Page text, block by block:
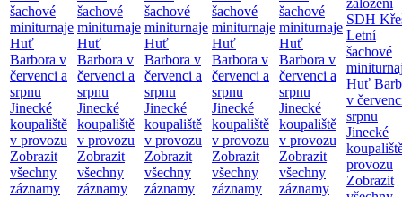
šachové
miniturnaje
Huť
Barbora v
červenci a
srpnu
Jinecké
koupaliště
v provozu
Zobrazit
všechny
záznamy
šachové
miniturnaje
Huť
Barbora v
červenci a
srpnu
Jinecké
koupaliště
v provozu
Zobrazit
všechny
záznamy
šachové
miniturnaje
Huť
Barbora v
červenci a
srpnu
Jinecké
koupaliště
v provozu
Zobrazit
všechny
záznamy
šachové
miniturnaje
Huť
Barbora v
červenci a
srpnu
Jinecké
koupaliště
v provozu
Zobrazit
všechny
záznamy
šachové
miniturnaje
Huť
Barbora v
červenci a
srpnu
Jinecké
koupaliště
v provozu
Zobrazit
všechny
záznamy
založení
SDH
Letní
šachové
Huť
v
srpnu
Jinecké
provozu
Zobrazit